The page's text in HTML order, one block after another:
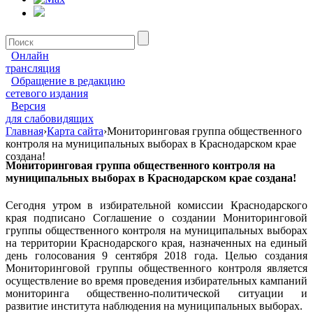
Онлайн
трансляция
Обращение в редакцию
сетевого издания
Версия
для слабовидящих
Главная›Карта сайта›Мониторинговая группа общественного
контроля на муниципальных выборах в Краснодарском крае
создана!
Мониторинговая группа общественного контроля на
муниципальных выборах в Краснодарском крае создана!
Сегодня утром в избирательной комиссии Краснодарского
края подписано Соглашение о создании Мониторинговой
группы общественного контроля на муниципальных выборах
на территории Краснодарского края, назначенных на единый
день голосования 9 сентября 2018 года. Целью создания
Мониторинговой группы общественного контроля является
осуществление во время проведения избирательных кампаний
мониторинга общественно-политической ситуации и
развитие института наблюдения на муниципальных выборах.